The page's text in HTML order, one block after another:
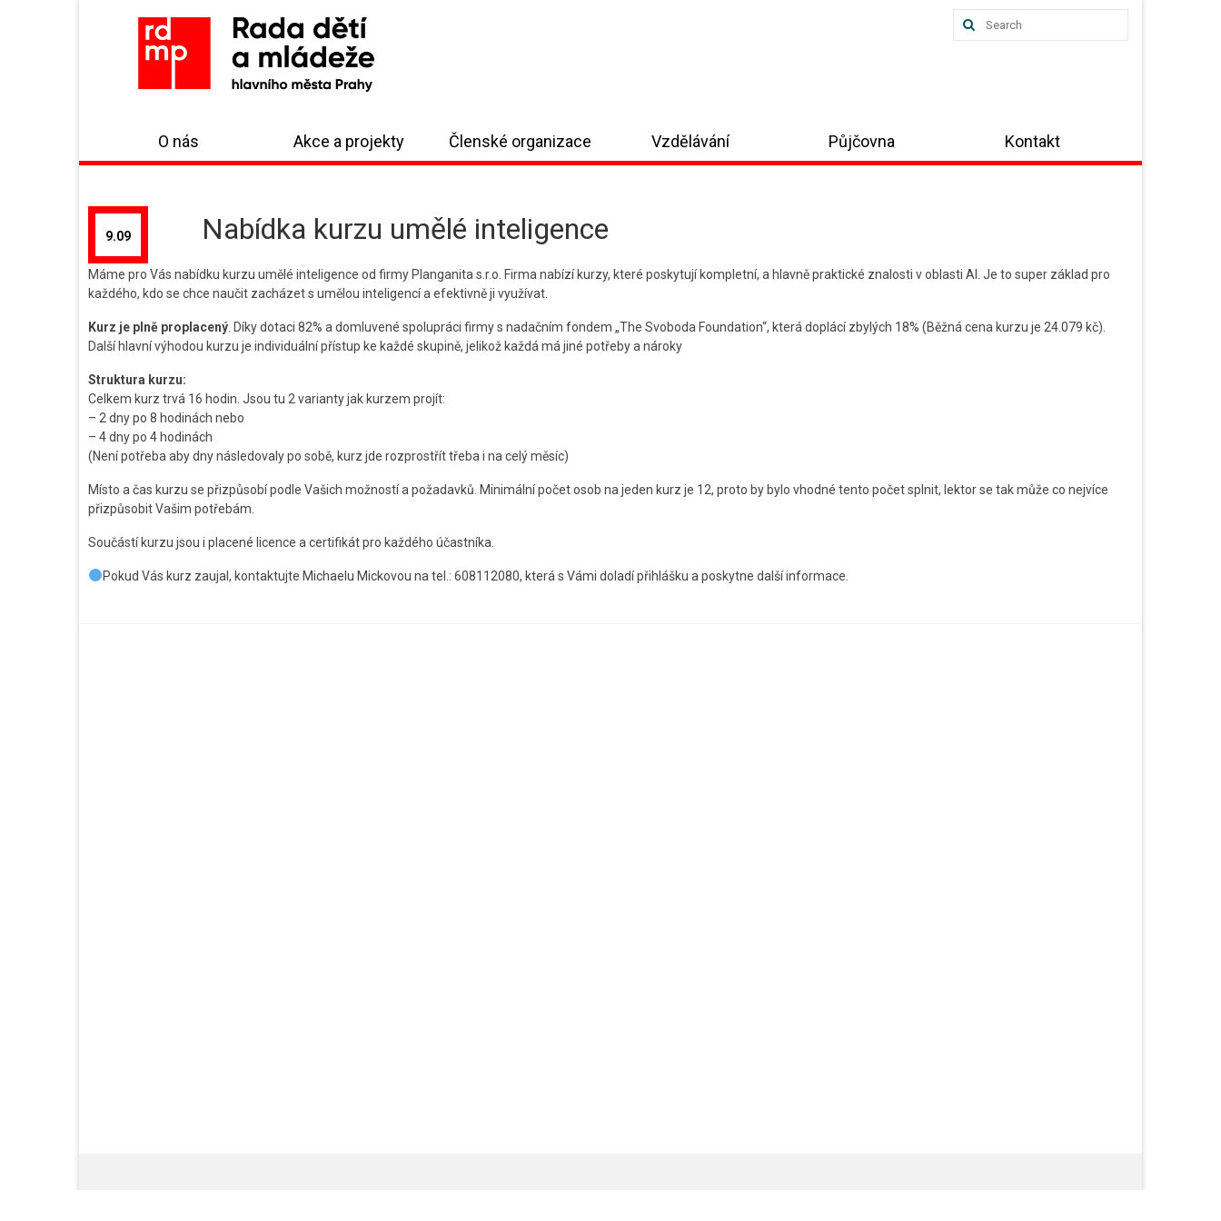
Search
O nás Akce a projekty Členské organizace Vzdělávání Půjčovna Kontakt
9.09 Nabídka kurzu umělé inteligence
Máme pro Vás nabídku kurzu umělé inteligence od firmy Planganita s.r.o. Firma nabízí kurzy, které poskytují kompletní, a hlavně praktické znalosti v oblasti AI. Je to super základ pro
každého, kdo se chce naučit zacházet s umělou inteligencí a efektivně ji využívat.
Kurz je plně proplacený . Díky dotaci 82% a domluvené spolupráci firmy s nadačním fondem „The Svoboda Foundation“, která doplácí zbylých 18% (Běžná cena kurzu je 24.079 kč).
Další hlavní výhodou kurzu je individuální přístup ke každé skupině, jelikož každá má jiné potřeby a nároky
Struktura kurzu:
Celkem kurz trvá 16 hodin. Jsou tu 2 varianty jak kurzem projít:
– 2 dny po 8 hodinách nebo
– 4 dny po 4 hodinách
(Není potřeba aby dny následovaly po sobě, kurz jde rozprostřít třeba i na celý měsíc)
Místo a čas kurzu se přizpůsobí podle Vašich možností a požadavků. Minimální počet osob na jeden kurz je 12, proto by bylo vhodné tento počet splnit, lektor se tak může co nejvíce
přizpůsobit Vašim potřebám.
Součástí kurzu jsou i placené licence a certifikát pro každého účastníka.
Pokud Vás kurz zaujal, kontaktujte Michaelu Mickovou na tel.: 608112080, která s Vámi doladí přihlášku a poskytne další informace.